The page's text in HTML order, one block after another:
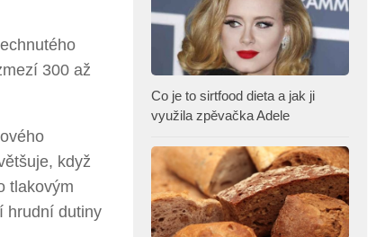
300 až
když
tlakovým
hrudní dutiny
Co je to sirtfood dieta a jak ji
využila zpěvačka Adele